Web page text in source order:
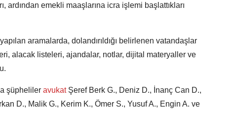
ardından emekli maaşlarına icra işlemi başlattıkları
aramalarda, dolandırıldığı belirlenen vatandaşlar
alacak listeleri, ajandalar, notlar, dijital materyaller ve
şüpheliler avukat Şeref Berk G., Deniz D., İnanç Can D.,
D., Malik G., Kerim K., Ömer S., Yusuf A., Engin A. ve